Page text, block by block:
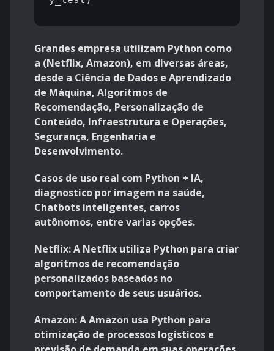
Grandes empresa utilizam Python como
a (Netflix, Amazon), em diversas áreas,
desde a Ciência de Dados e Aprendizado
de Máquina, Algoritmos de
Recomendação, Personalização de
Conteúdo, Infraestrutura e Operações,
Segurança, Engenharia e
Desenvolvimento.
Casos de uso real com Python + IA,
diagnostico por imagem na saúde,
Chatbots inteligentes, carros
autônomos, entre varias opções.
Netflix: A Netflix utiliza Python para criar
algoritmos de recomendação
personalizados baseados no
comportamento de seus usuários.
Amazon: A Amazon usa Python para
otimização de processos logísticos e